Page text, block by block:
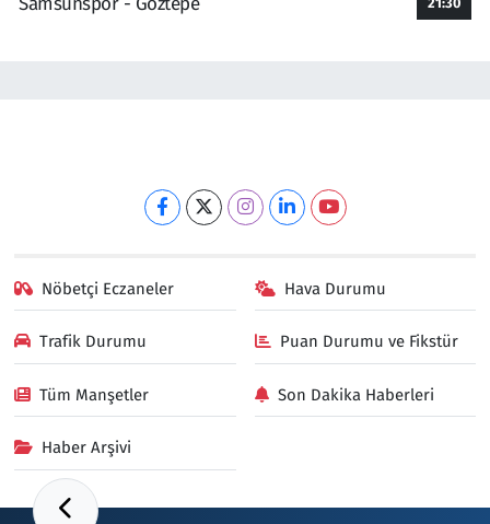
Nöbetçi Eczaneler Hava Durumu
Trafik Durumu Puan Durumu ve Fikstür
Tüm Manşetler Son Dakika Haberleri
Haber Arşivi